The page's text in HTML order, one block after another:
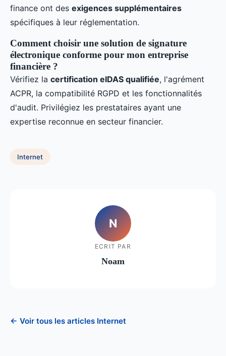
finance ont des exigences supplémentaires
spécifiques à leur réglementation.
Comment choisir une solution de signature
électronique conforme pour mon entreprise
financière ?
Vérifiez la certification eIDAS qualifiée, l'agrément
ACPR, la compatibilité RGPD et les fonctionnalités
d'audit. Privilégiez les prestataires ayant une
expertise reconnue en secteur financier.
Internet
N
ECRIT PAR
Noam
← Voir tous les articles Internet